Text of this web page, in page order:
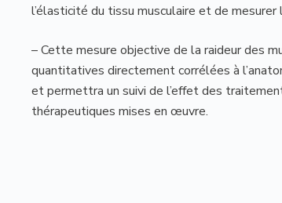
l’élasticité du tissu musculaire et de
– Cette mesure objective de la raideur des
quantitatives directement corrélées à
et permettra un suivi de l’effet des
thérapeutiques mises en œuvre.